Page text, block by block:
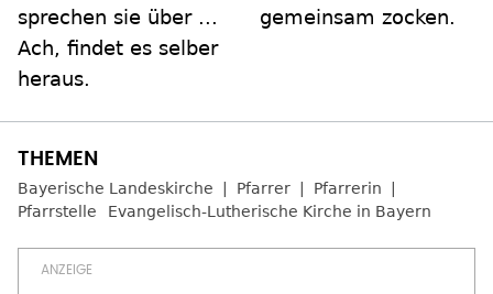
sprechen sie über ...
Ach, findet es selber
heraus.
gemeinsam zocken.
Bayerische Landeskirche Pfarrer
Pfarrerin
Pfarrstelle
Evangelisch-Lutherische Kirche in Bayern